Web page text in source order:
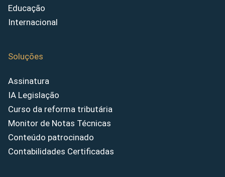
Educação
Internacional
Soluções
Assinatura
IA Legislação
Curso da reforma tributária
Monitor de Notas Técnicas
Conteúdo patrocinado
Contabilidades Certificadas